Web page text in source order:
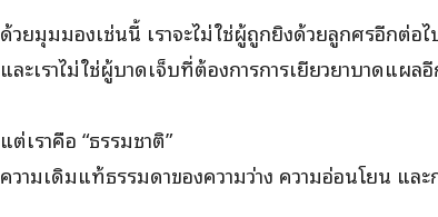
ด้วยมุมมองเช่นนี้ เราจะไม่ใช่ผู้ถูกยิงด้วยลูกศรอีกต่อไ
และเราไม่ใช่ผู้บาดเจ็บที่ต้องการการเยียวยาบาดแผล
แต่เราคือ “ธรรมชาติ”
ความเดิมแท้ธรรมดาของความว่าง ความอ่อนโยน แล